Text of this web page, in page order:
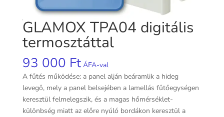
GLAMOX TPA04 digitális
termosztáttal
93 000 Ft ÁFA-val
A fűtés működése: a panel alján beáramlik a hideg
levegő, mely a panel belsejében a lamellás fűtőegységen
keresztül felmelegszik, és a magas hőmérséklet-
különbség miatt az előre nyúló bordákon keresztül a